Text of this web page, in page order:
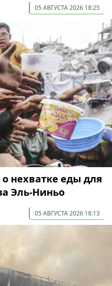
05 АВГУСТА 2026 18:25
нехватке еды для
Эль-Ниньо
05 АВГУСТА 2026 18:13